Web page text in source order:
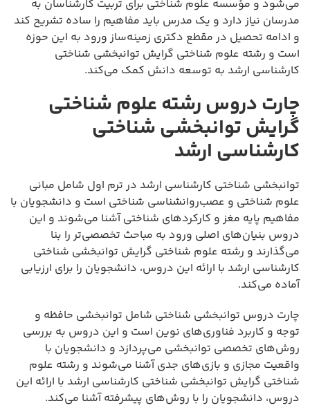
می‌شود و مؤسسه علوم شناختی برای تربیت کارشناسان به
مدرسان نیاز دارد و یک مدرس باید مفاهیم را ساده تشریح کند
و ادامه تحصیل در مقطع دکتری زمینه‌ساز ورود به این حوزه
است و رشته علوم شناختی گرایش توانبخشی شناختی
کارشناسی ارشد به توسعه دانش کمک می‌کند.
چارت دروس رشته علوم شناختی
گرایش توانبخشی شناختی
کارشناسی ارشد
توانبخشی شناختی کارشناسی ارشد در ترم اول شامل مبانی
علوم شناختی و عصب‌روانشناسی شناختی است و دانشجویان با
مفاهیم پایه مغز و کارکردهای شناختی آشنا می‌شوند و این
دروس بنیان‌های اصلی ورود به مباحث تخصصی‌تر را بنا
می‌گذارند و رشته علوم شناختی گرایش توانبخشی شناختی
کارشناسی ارشد با ارائه این دروس، دانشجویان را برای ارزیابی
آماده می‌کند.
چارت دروس توانبخشی شناختی شامل توانبخشی حافظه و
توجه و کاربرد فناوری‌های نوین است و این دروس به بررسی
روش‌های تخصصی توانبخشی می‌پردازد و دانشجویان با
واقعیت مجازی و بازی‌های جدی آشنا می‌شوند و رشته علوم
شناختی گرایش توانبخشی شناختی کارشناسی ارشد با ارائه این
دروس، دانشجویان را با روش‌های پیشرفته آشنا می‌کند.